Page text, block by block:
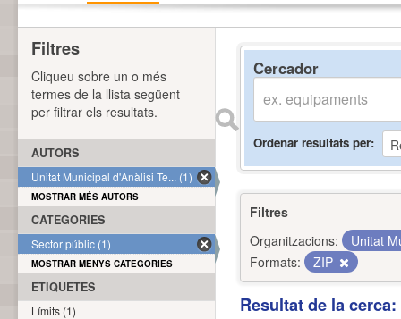
Cercador
Ordenar resultats per
Filtres
Organitzacions:
Unitat
Formats:
ZIP
Resultat de la
Filtres
Cliqueu sobre un o més
termes de la llista següent
per filtrar els resultats.
AUTORS
Unitat Municipal d'Anàlisi Te... (1)
MOSTRAR MÉS AUTORS
CATEGORIES
Sector públic (1)
MOSTRAR MENYS CATEGORIES
ETIQUETES
Límits (1)